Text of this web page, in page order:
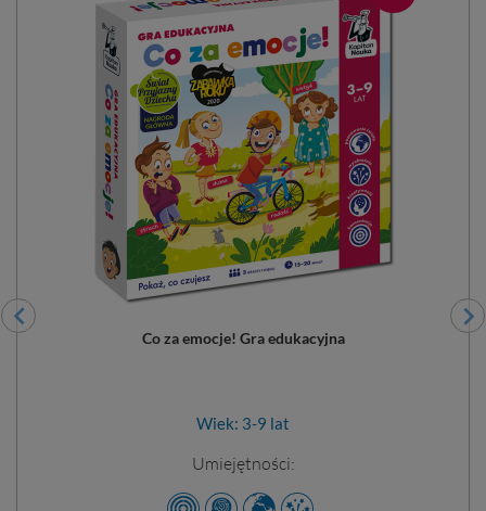
Co za emocje! Gra edukacyjna
Wiek: 3-9 lat
Umiejętności: